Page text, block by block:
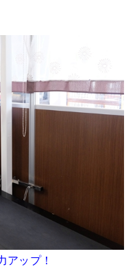
アップ！